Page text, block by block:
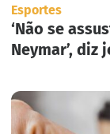
Esportes
‘Não se
Neymar’,